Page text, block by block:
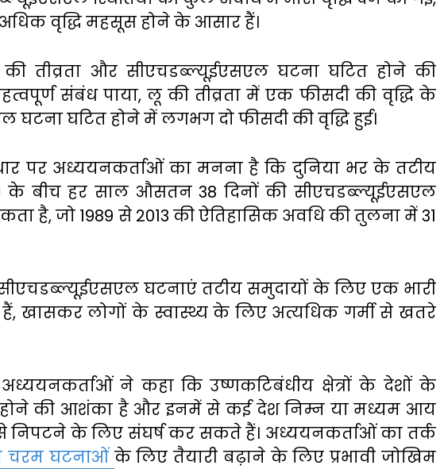
अधिक वृद्धि महसूस होने के आसार हैं।
तीव्रता और सीएचडब्ल्यूईएसएल घटना घटित होने की
संबंध पाया, लू की तीव्रता में एक फीसदी की वृद्धि के
घटना घटित होने में लगभग दो फीसदी की वृद्धि हुई।
पर अध्ययनकर्ताओं का मनना है कि दुनिया भर के तटीय
के बीच हर साल औसतन 38 दिनों की सीएचडब्ल्यूईएसएल
है, जो 1989 से 2013 की ऐतिहासिक अवधि की तुलना में 31
घटनाएं तटीय समुदायों के लिए एक भारी
खासकर लोगों के स्वास्थ्य के लिए अत्यधिक गर्मी से खतरे
ने कहा कि उष्णकटिबंधीय क्षेत्रों के देशों के
होने की आशंका है और इनमें से कई देश निम्न या मध्यम आय
से निपटने के लिए संघर्ष कर सकते हैं। अध्ययनकर्ताओं का तर्क
चरम घटनाओं के लिए तैयारी बढ़ाने के लिए प्रभावी जोखिम